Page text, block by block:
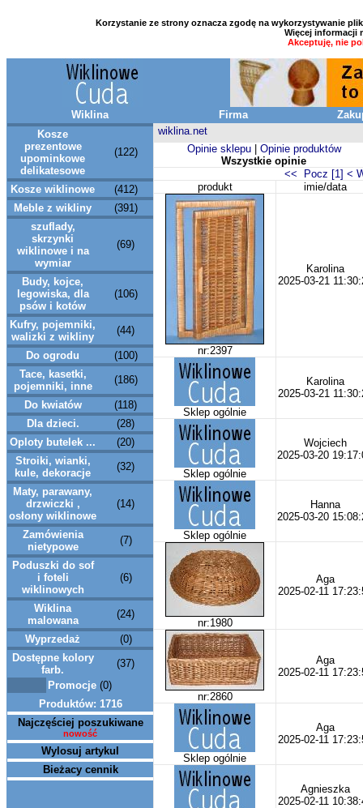
Korzystanie ze strony oznacza zgodę na wykorzystywanie
Więcej informacji
Akceptuję, nie
Wiklina Firma
Kosze
prezentowe
upominkowe
delikatesowe
(122)
Kosze wiklinowe
(412)
Meble z wikliny
(391)
szuflady,
skrzynki
wiklinowe i na
wymiar
(69)
Budy, kojce,
legowiska, dla
psów i kotów
(106)
Kufry, pojemniki,
walizki z wikliny
(44)
Do ogrodu
(100)
Tace, kasetki,
pojemniki, inne
(186)
Do kwiatów
(118)
Dla dzieci.
(28)
Oploty butelek ...
(20)
Stroiki, wianki,
kule, dekoracje
(32)
Maty, parawany,
drzwiczki ,
osłony wiklinowe
(14)
Zamówienia
nietypowe
(7)
Poduszki do sof
i foteli
wiklinowych
(6)
Wiklina
malowana
(24)
Wyprzedaż
(0)
Dostępne kolory
farb.
(37)
Promocje (0)
Produktów: 1716
Najczęściej poszukiwane
nowość
Wylosuj artykul
Bieżacy cennik
wiklina.net
Opinie sklepu| Opinie produktów
Wszystkie opinie
<< Pocz [1] <
produkt
imie/data
nr:2397
Karolina
2025-03-21
Sklep ogólnie
Karolina
2025-03-21
Sklep ogólnie
Wojciech
2025-03-20
Sklep ogólnie
Hanna
2025-03-20
nr:1980
Aga
2025-02-11
nr:2860
Aga
2025-02-11
Sklep ogólnie
Aga
2025-02-11
Agnieszka
2025-02-11